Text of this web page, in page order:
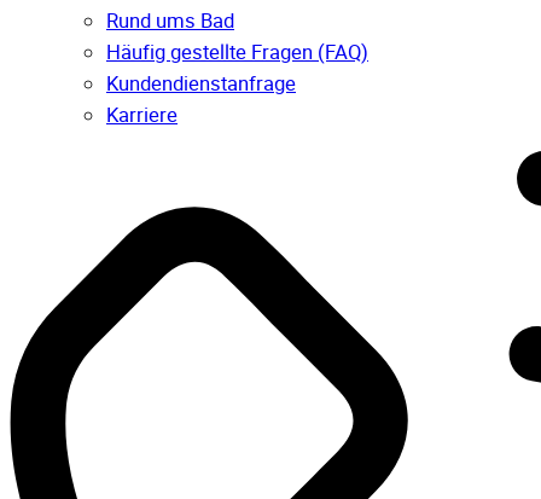
Rund ums Bad
Häufig gestellte Fragen (FAQ)
Kunden­dienst­anfrage
Karriere